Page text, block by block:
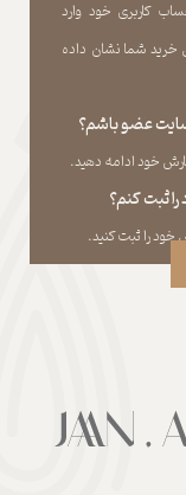
کاربری خود وارد
خرید شما نشان داده
سایت عضو باشم؟
خود ادامه دهید.​​​​​​​
ثبت کنم؟